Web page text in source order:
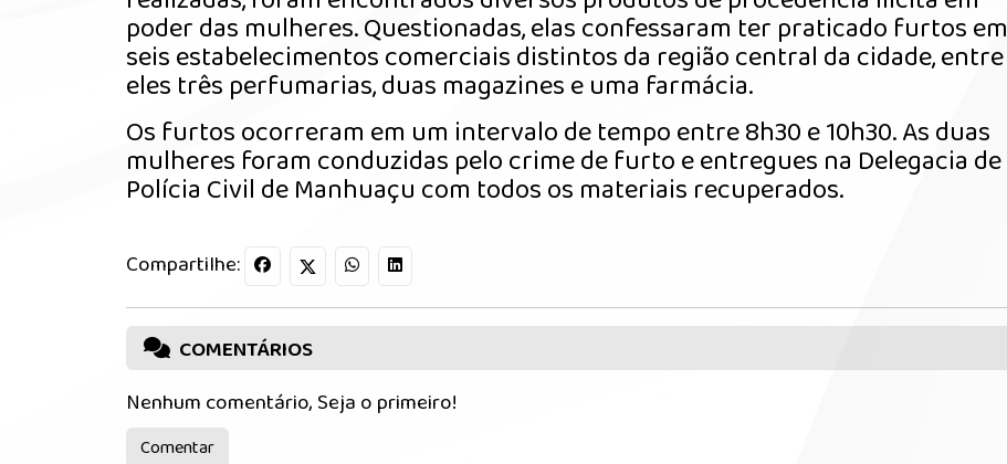
poder das mulheres. Questionadas, elas confessaram ter praticado furtos em
seis estabelecimentos comerciais distintos da região central da cidade, entre
eles três perfumarias, duas magazines e uma farmácia.
Os furtos ocorreram em um intervalo de tempo entre 8h30 e 10h30. As duas
mulheres foram conduzidas pelo crime de furto e entregues na Delegacia de
Polícia Civil de Manhuaçu com todos os materiais recuperados.
Compartilhe:
COMENTÁRIOS
Nenhum comentário, Seja o primeiro!
Comentar